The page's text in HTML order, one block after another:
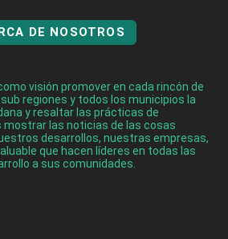
DE NOSOTROS
visión promover en cada rincón de
regiones y todos los municipios la
y resaltar las prácticas de
mostrar las noticias de las cosas
desarrollos, nuestras empresas,
que hacen líderes en todas las
a sus comunidades.